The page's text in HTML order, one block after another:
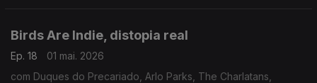
Birds Are Indie, distopia real
Ep. 18
01 mai. 2026
com Duques do Precariado, Arlo Parks, The Charlatans,